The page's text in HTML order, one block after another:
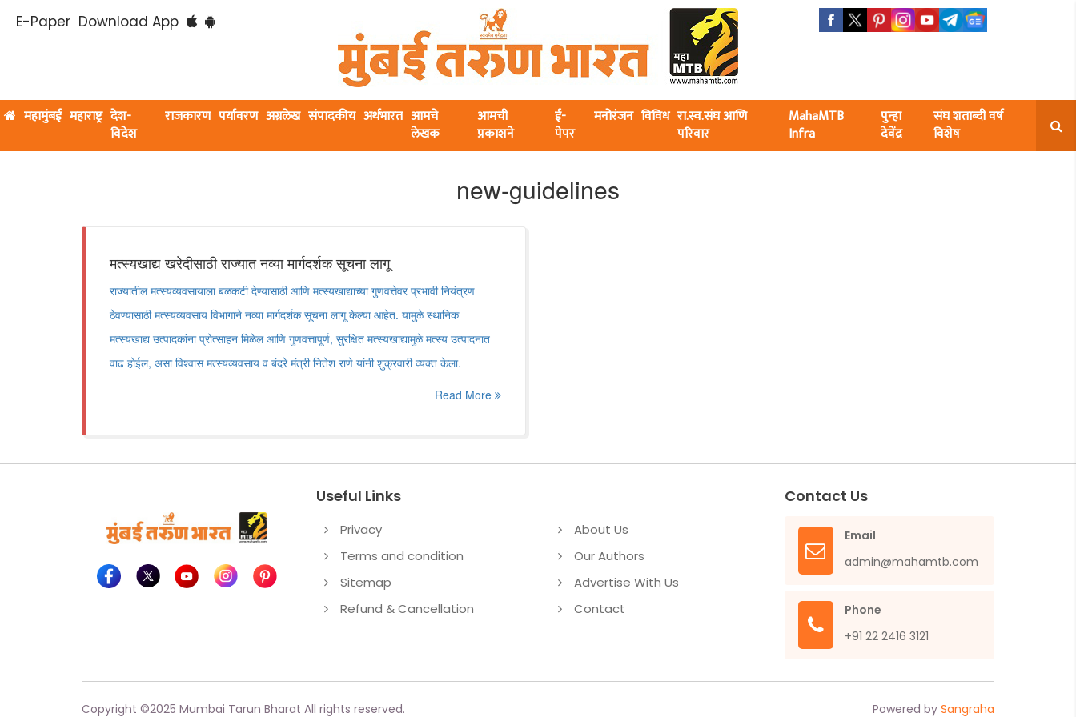
E-Paper Download App
महामुंबई महाराष्ट्र देश-
विदेश
राजकारण पर्यावरण अग्रलेख संपादकीय अर्थभारत आमचे
लेखक
आमची
प्रकाशने
ई-
पेपर
मनोरंजन विविध रा.स्व.संघ आणि
परिवार
MahaMTB
Infra
पुन्हा
देवेंद्र
संघ शताब्दी वर्ष
विशेष
new-guidelines
मत्स्यखाद्य खरेदीसाठी राज्यात नव्या मार्गदर्शक सूचना लागू
राज्यातील मत्स्यव्यवसायाला बळकटी देण्यासाठी आणि मत्स्यखाद्याच्या गुणवत्तेवर प्रभावी नियंत्रण
ठेवण्यासाठी मत्स्यव्यवसाय विभागाने नव्या मार्गदर्शक सूचना लागू केल्या आहेत. यामुळे स्थानिक
मत्स्यखाद्य उत्पादकांना प्रोत्साहन मिळेल आणि गुणवत्तापूर्ण, सुरक्षित मत्स्यखाद्यामुळे मत्स्य उत्पादनात
वाढ होईल, असा विश्वास मत्स्यव्यवसाय व बंदरे मंत्री नितेश राणे यांनी शुक्रवारी व्यक्त केला.
Read More
Useful Links
Privacy
Terms and condition
Sitemap
Refund & Cancellation
About Us
Our Authors
Advertise With Us
Contact
Contact Us
Email
admin@mahamtb.com
Phone
+91 22 2416 3121
Copyright ©2025 Mumbai Tarun Bharat All rights reserved. Powered by Sangraha